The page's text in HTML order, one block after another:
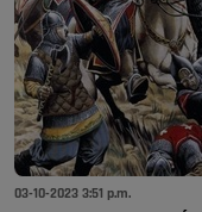
03-10-2023 3:51 p.m.